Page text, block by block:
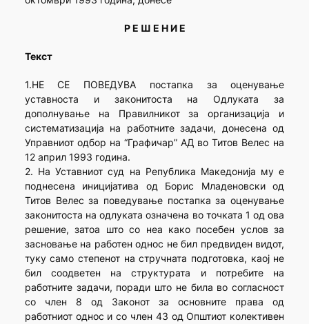
Р Е Ш Е Н И Е
Текст
1.НЕ СЕ ПОВЕДУВА постапка за оценување
уставноста и законитоста на Одлуката за
дополнување на Правилникот за организација и
систематизација на работните задачи, донесена од
Управниот одбор на “Графичар” АД во Титов Велес на
12 април 1993 година.
2. На Уставниот суд на Република Македонија му е
поднесена иницијатива од Борис Младеновски од
Титов Велес за поведување постапка за оценување
законитоста на одлуката означена во точката 1 од ова
решение, затоа што со неа како посебен услов за
засновање на работен однос не бил предвиден видот,
туку само степенот на стручната подготовка, каој не
бил соодветен на структурата и потребите на
работните задачи, поради што не била во согласност
со член 8 од Законот за основните права од
работниот однос и со член 43 од Општиот колективен